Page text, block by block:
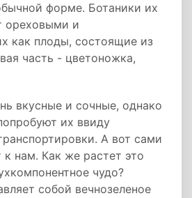
форме. Ботаники их
ореховыми и
как плоды, состоящие из
часть - цветоножка,
вкусные и сочные, однако
их ввиду
А вот сами
нам. Как же растет это
чудо?
собой вечнозеленое